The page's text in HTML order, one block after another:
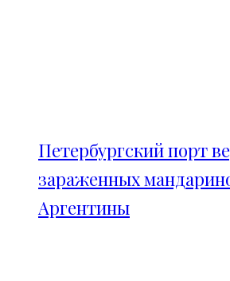
Петербургский порт
зараженных
Аргентины